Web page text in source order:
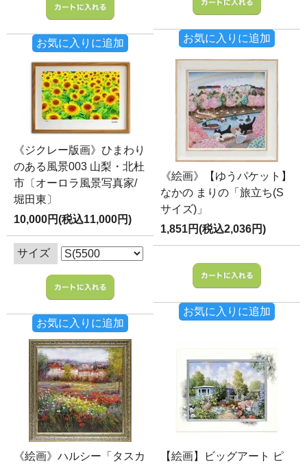
お気に入りに追加 お気に入りに追加
《ジクレー版画》ひまわり
のある風景003 山梨・北杜
市〔オーロラ風景写真家/
堀田東〕
10,000円(税込11,000円)
サイズ
お気に入りに追加
《絵画》【ゆうパケット】
なかの まりの「旅立ち(S
サイズ)」
1,851円(税込2,036円)
お気に入りに追加
《絵画》ハルシー「タスカ 【絵画】ビッグアート ピ